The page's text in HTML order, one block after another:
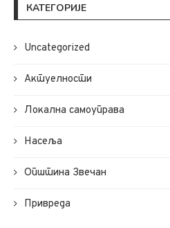
КАТЕГОРИЈЕ
Uncategorized
Актуелности
Локална самоуправа
Насеља
Општина Звечан
Привреда